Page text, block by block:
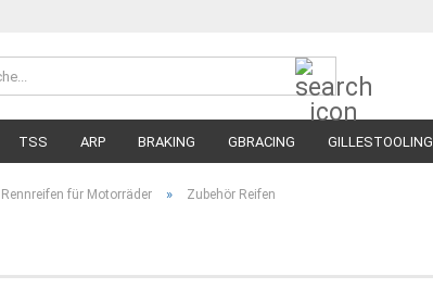
TSS ARP BRAKING GBRACING GILLESTOOLING
MEGA SALE RENNREIFEN FÜR MOTORRÄDER
Rennreifen für Motorräder » Zubehör Reifen